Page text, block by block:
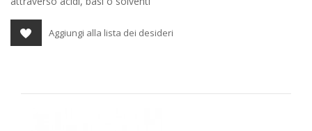
Aggiungi alla lista dei desideri